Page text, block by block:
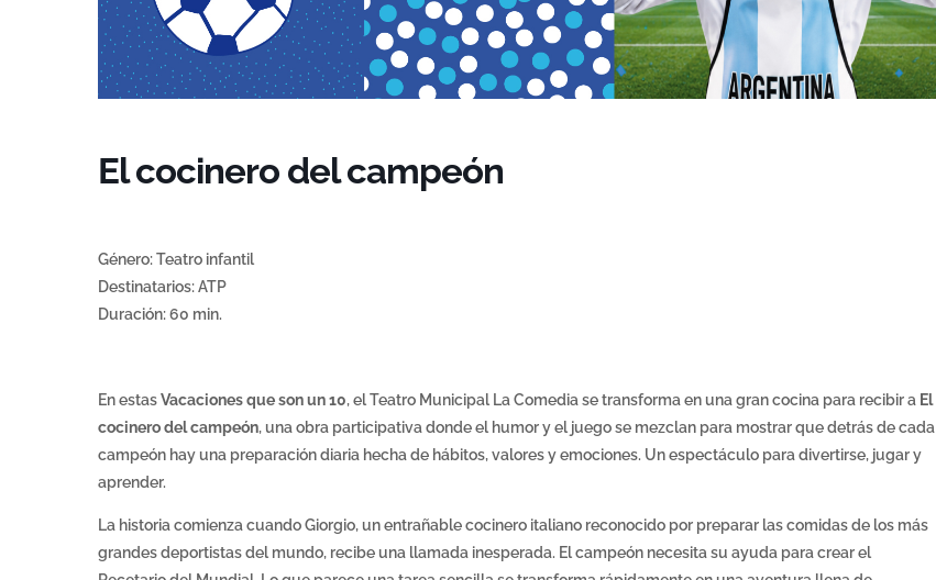
El cocinero del campeón
Género: Teatro infantil
Destinatarios: ATP
Duración: 60 min.
En estasVacaciones que son un 10, el Teatro Municipal La Comedia se transforma en una gran cocina para recibir a El
cocinero del campeón, una obra participativa donde el humor y el juego se mezclan para mostrar que detrás de cada
campeón hay una preparación diaria hecha de hábitos, valores y emociones. Un espectáculo para divertirse, jugar y
aprender.
La historia comienza cuando Giorgio, un entrañable cocinero italiano reconocido por preparar las comidas de los más
grandes deportistas del mundo, recibe una llamada inesperada. El campeón necesita su ayuda para crear el